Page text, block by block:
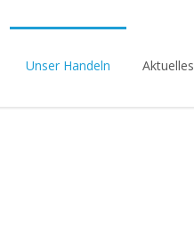
Unser Handeln Aktuelles